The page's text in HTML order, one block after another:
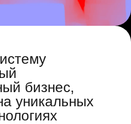
бизнес,
уникальных